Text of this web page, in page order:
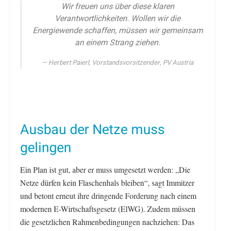
Wir freuen uns über diese klaren
Verantwortlichkeiten. Wollen wir die
Energiewende schaffen, müssen wir gemeinsam
an einem Strang ziehen.
Herbert Paierl, Vorstandsvorsitzender, PV Austria
Ausbau der Netze muss
gelingen
Ein Plan ist gut, aber er muss umgesetzt werden: „Die
Netze dürfen kein Flaschenhals bleiben“, sagt Immitzer
und betont erneut ihre dringende Forderung nach einem
modernen E-Wirtschaftsgesetz (ElWG). Zudem müssen
die gesetzlichen Rahmenbedingungen nachziehen: Das